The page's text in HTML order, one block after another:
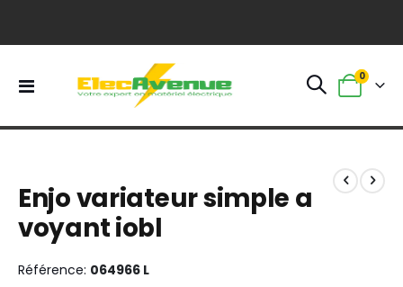
Basculer
Panier
0
the
end
of
images
the
beginning
of
images
Enjo variateur simple a
voyant iobl
Référence 064966 L